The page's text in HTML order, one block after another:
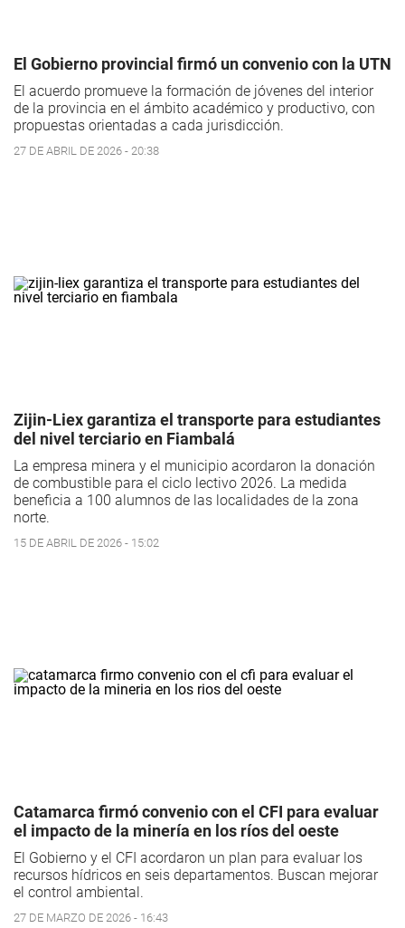
El Gobierno provincial firmó un convenio con la UTN
El acuerdo promueve la formación de jóvenes del interior
de la provincia en el ámbito académico y productivo, con
propuestas orientadas a cada jurisdicción.
27 DE ABRIL DE 2026 - 20:38
Zijin-Liex garantiza el transporte para estudiantes
del nivel terciario en Fiambalá
La empresa minera y el municipio acordaron la donación
de combustible para el ciclo lectivo 2026. La medida
beneficia a 100 alumnos de las localidades de la zona
norte.
15 DE ABRIL DE 2026 - 15:02
Catamarca firmó convenio con el CFI para evaluar
el impacto de la minería en los ríos del oeste
El Gobierno y el CFI acordaron un plan para evaluar los
recursos hídricos en seis departamentos. Buscan mejorar
el control ambiental.
27 DE MARZO DE 2026 - 16:43